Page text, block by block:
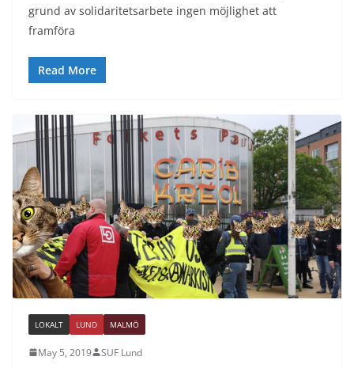
grund av solidaritetsarbete ingen möjlighet att
framföra
Read More
LOKALT LUND MALMÖ
May 5, 2019 SUF Lund